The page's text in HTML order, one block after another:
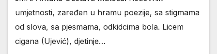
umjetnosti, zaređen u hramu poezije, sa stigmama
od slova, sa pjesmama, odkidcima bola. Licem
cigana (Ujević), djetinje…